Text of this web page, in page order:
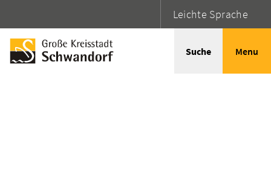
Leichte Sprache
Suche Menu